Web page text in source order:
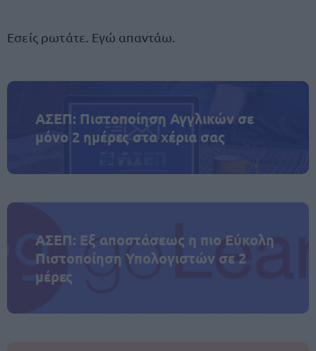
Εσείς ρωτάτε. Εγώ απαντάω.
ΑΣΕΠ: Πιστοποίηση Αγγλικών σε
μόνο 2 ημέρες στα χέρια σας
ΑΣΕΠ: Εξ αποστάσεως η πιο Εύκολη
Πιστοποίηση Υπολογιστών σε 2
μέρες